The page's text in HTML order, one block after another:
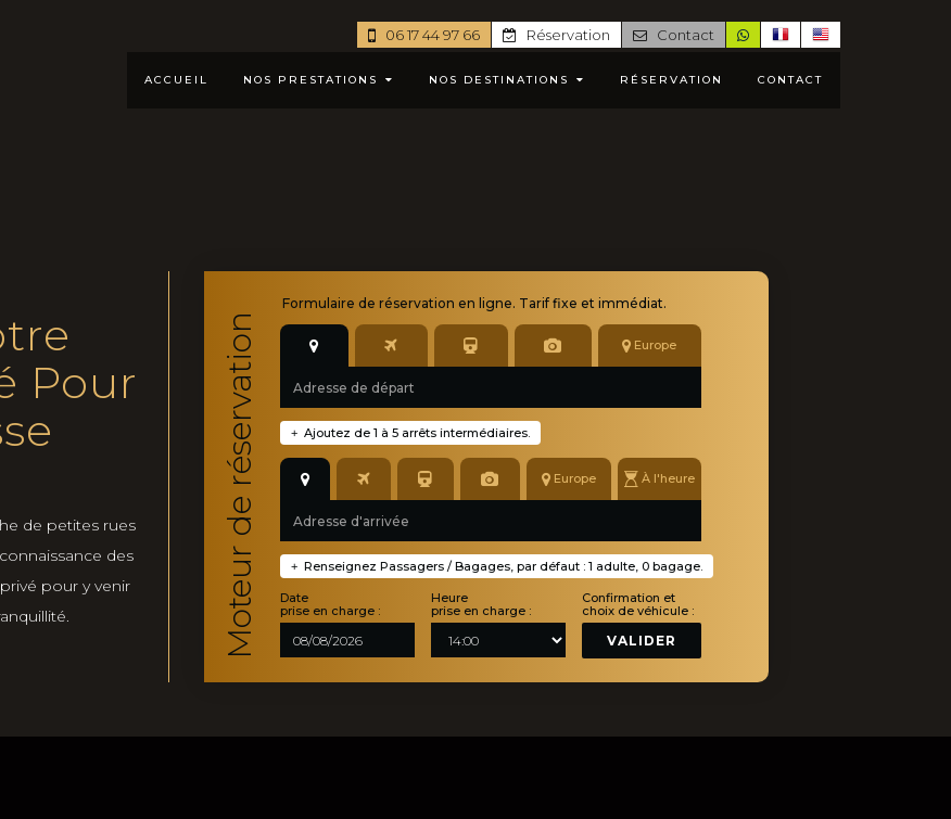
06 17 44 97 66 Réservation Contact
ACCUEIL NOS PRESTATIONS NOS DESTINATIONS RÉSERVATION CONTACT
Pour
de petites rues
des
pour y venir
Moteur de réservation
Formulaire de réservation en ligne. Tarif fixe et immédiat.
Europe
Ajoutez de 1 à 5 arrêts intermédiaires.
+
Europe À l'heure
Renseignez Passagers / Bagages, par défaut : 1 adulte, 0 bagage.
+
Date
prise en charge :
Heure
prise en charge :
Confirmation et
choix de véhicule :
VALIDER